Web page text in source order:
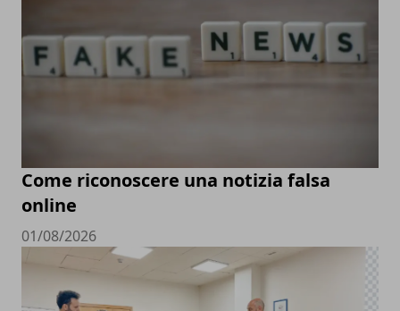
Come riconoscere una notizia falsa
online
01/08/2026